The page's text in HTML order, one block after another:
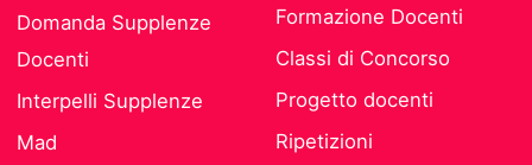
Domanda Supplenze
Docenti
Interpelli Supplenze
Mad
Formazione Docenti
Classi di Concorso
Progetto docenti
Ripetizioni